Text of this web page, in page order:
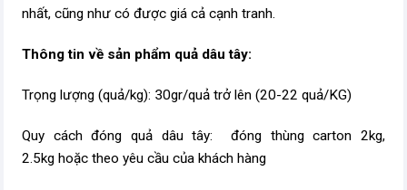
nhất, cũng như có được giá cả cạnh tranh.
Thông tin về sản phẩm quả dâu tây:
Trọng lượng (quả/kg): 30gr/quả trở lên (20-22 quả/KG)
Quy cách đóng quả dâu tây:
đóng thùng carton 2kg,
2.5kg hoặc theo yêu cầu của khách hàng